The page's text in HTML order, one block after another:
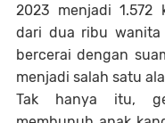
2023 menjadi 1.572
dari dua ribu wanita
bercerai dengan
menjadi salah satu
Tak hanya itu,